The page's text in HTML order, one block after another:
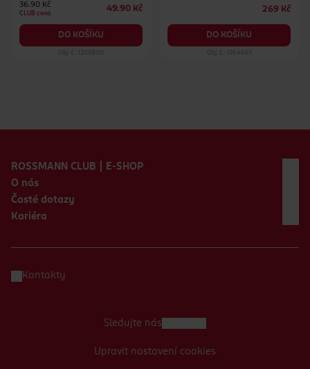
36.90 Kč
CLUB cena
49.90 Kč
DO KOŠÍKU
Obj. č.: 1205800
269 Kč
DO KOŠÍKU
Obj. č.: 1264661
ROSSMANN CLUB | E-SHOP
O nás
Časté dotazy
Kariéra
Kontakty
Sledujte nás
Upravit nastavení cookies